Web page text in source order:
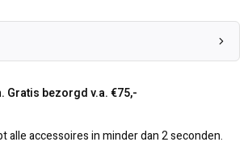
bezorgd v.a. €75,-
alle accessoires in minder dan 2 seconden.